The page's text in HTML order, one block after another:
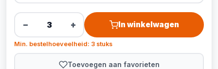
− + In winkelwagen
Min. bestelhoeveelheid: 3 stuks
Toevoegen aan favorieten